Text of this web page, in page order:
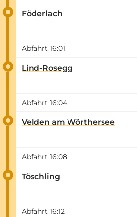
Föderlach
Abfahrt 16:01
Lind-Rosegg
Abfahrt 16:04
Velden am Wörthersee
Abfahrt 16:08
Töschling
Abfahrt 16:12